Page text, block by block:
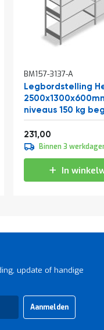
BM157-3137-A
Legbordstelling
niveaus 150 kg
Vanaf
231,00
Binnen 3
In
update of handige
Aanmelden